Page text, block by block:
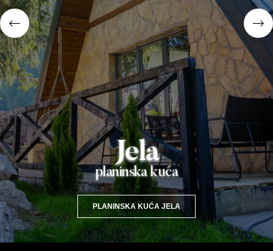
Jela
planinska kuća
PLANINSKA KUĆA JELA